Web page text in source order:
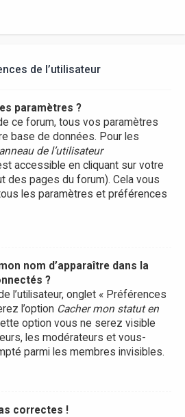
de l’utilisateur
paramètres ?
ce forum, tous vos paramètres
base de données. Pour les
de l’utilisateur
accessible en cliquant sur votre
des pages du forum). Cela vous
les paramètres et préférences
nom d’apparaître dans la
?
l’utilisateur, onglet « Préférences
l’option Cacher mon statut en
option vous ne serez visible
les modérateurs et vous-
parmi les membres invisibles.
correctes !